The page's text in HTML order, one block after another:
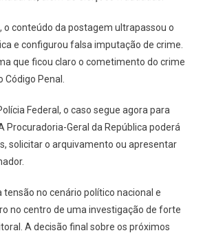
o conteúdo da postagem ultrapassou o
e configurou falsa imputação de crime.
que ficou claro o cometimento do crime
Código Penal.
Federal, o caso segue agora para
Procuradoria-Geral da República poderá
solicitar o arquivamento ou apresentar
tensão no cenário político nacional e
no centro de uma investigação de forte
A decisão final sobre os próximos